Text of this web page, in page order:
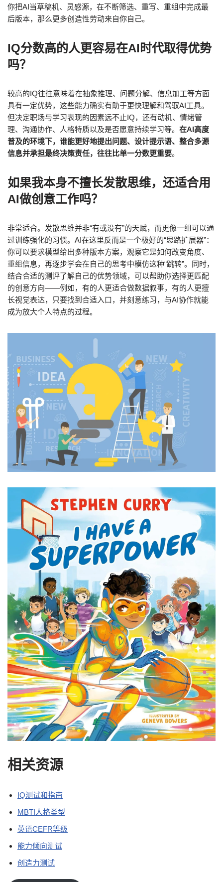
你把AI当草稿机、灵感源，在不断筛选、重写、重组中完成最
后版本，那么更多创造性劳动来自你自己。
IQ分数高的人更容易在AI时代取得优势
吗？
较高的IQ往往意味着在抽象推理、问题分解、信息加工等方面
具有一定优势，这些能力确实有助于更快理解和驾驭AI工具。
但决定职场与学习表现的因素远不止IQ，还有动机、情绪管
理、沟通协作、人格特质以及是否愿意持续学习等。 在AI高度
普及的环境下，谁能更好地提出问题、设计提示语、整合多源
信息并承担最终决策责任，往往比单一分数更重要。
如果我本身不擅长发散思维，还适合用
AI做创意工作吗？
非常适合。发散思维并非“有或没有”的天赋，而更像一组可以通
过训练强化的习惯。AI在这里反而是一个极好的“思路扩展器”：
你可以要求模型给出多种版本方案，观察它是如何改变角度、
重组信息，再逐步学会在自己的思考中模仿这种“跳转”。同时，
结合合适的测评了解自己的优势领域，可以帮助你选择更匹配
的创意方向——例如，有的人更适合做数据叙事，有的人更擅
长视觉表达，只要找到合适入口，并刻意练习，与AI协作就能
成为放大个人特点的过程。
相关资源
IQ测试和指南
MBTI人格类型
英语CEFR等级
能力倾向测试
创造力测试